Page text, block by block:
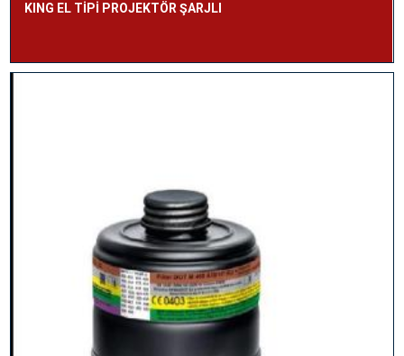
KING EL TİPİ PROJEKTÖR ŞARJLI